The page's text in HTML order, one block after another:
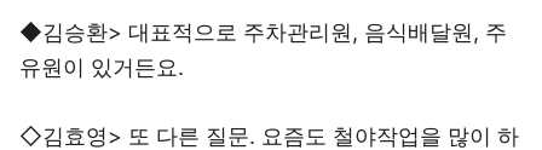
◆김승환> 대표적으로 주차관리원, 음식배달원, 주
유원이 있거든요.
◇김효영> 또 다른 질문. 요즘도 철야작업을 많이 하